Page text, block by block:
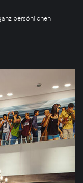
persönlichen